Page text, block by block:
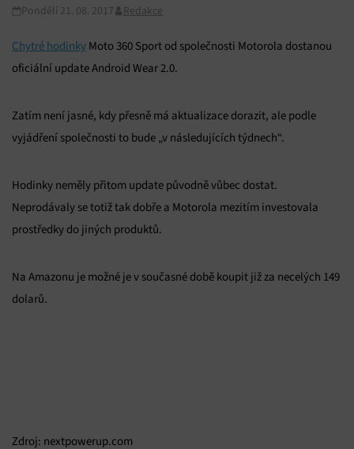
Pondělí 21. 08. 2017 Redakce
Chytré hodinky Moto 360 Sport od společnosti Motorola dostanou
oficiální update Android Wear 2.0.
Zatím není jasné, kdy přesně má aktualizace dorazit, ale podle
vyjádření společnosti to bude „v následujících týdnech“.
Hodinky neměly přitom update původně vůbec dostat.
Neprodávaly se totiž tak dobře a Motorola mezitím investovala
prostředky do jiných produktů.
Na Amazonu je možné je v současné době koupit již za necelých 149
dolarů.
Zdroj: nextpowerup.com